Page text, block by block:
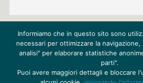
al trattamento dei miei dati
Privacy policy
Cookie policy
Informiamo che in questo sito sono
necessari per ottimizzare la navigazione,
analisi" per elaborare statistiche
parti".
Puoi avere maggiori dettagli e bloccare